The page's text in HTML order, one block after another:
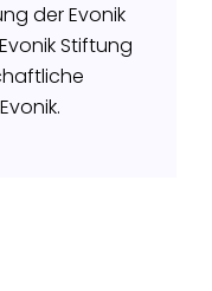
der Evonik
Stiftung